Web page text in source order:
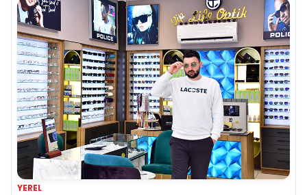
YEREL